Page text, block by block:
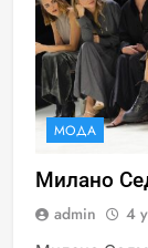
МОДА
Милано
admin 4